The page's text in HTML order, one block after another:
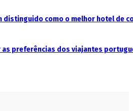
distinguido como o melhor hotel de
preferências dos viajantes